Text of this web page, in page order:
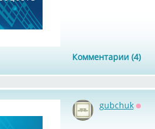
Комментарии (4)
gubchuk